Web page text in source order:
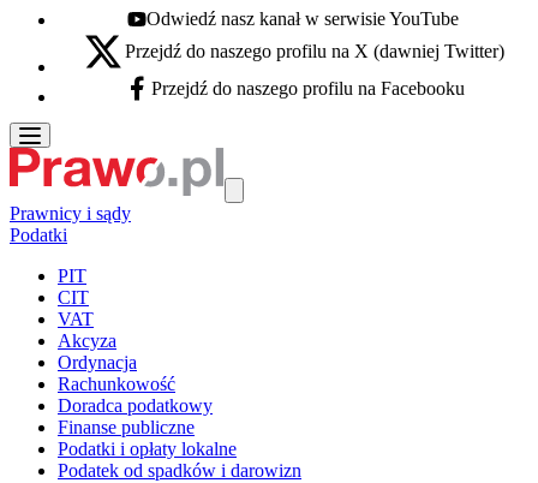
Youtube - otwiera się w nowej karcie
Odwiedź nasz kanał w serwisie YouTube
X - otwiera się w nowej karcie
Przejdź do naszego profilu na X (dawniej Twitter)
Facebook - otwiera się w nowej karcie
Przejdź do naszego profilu na Facebooku
Prawnicy i sądy
Podatki
PIT
CIT
VAT
Akcyza
Ordynacja
Rachunkowość
Doradca podatkowy
Finanse publiczne
Podatki i opłaty lokalne
Podatek od spadków i darowizn